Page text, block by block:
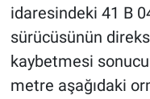
idaresindeki 41 B
sürücüsünün
kaybetmesi
metre aşağıdaki